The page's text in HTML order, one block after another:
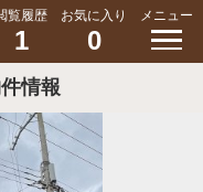
覧履歴
1
お気に入り
0
メニュー
情報